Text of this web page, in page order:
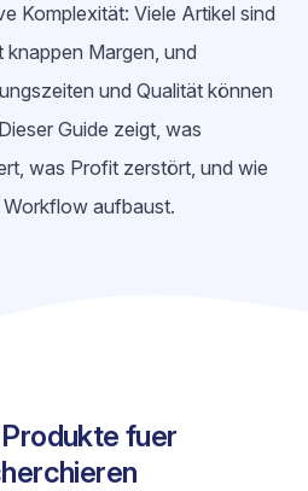
Komplexität: Viele Artikel sind
Margen, und
und Qualität können
Guide zeigt, was
was Profit zerstört, und wie
aufbaust.
fuer